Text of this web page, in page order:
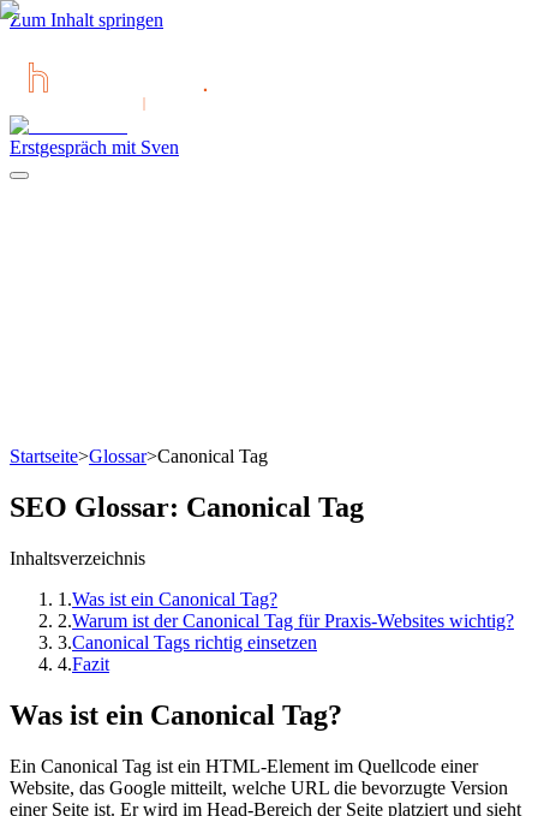
Zum Inhalt springen
Erstgespräch mit Sven
Startseite>Glossar>Canonical Tag
SEO Glossar: Canonical Tag
Inhaltsverzeichnis
1 .Was ist ein Canonical Tag?
2.Warum ist der Canonical Tag für Praxis-Websites wichtig?
3.Canonical Tags richtig einsetzen
4.Fazit
Was ist ein Canonical Tag?
Ein Canonical Tag ist ein HTML-Element im Quellcode einer
Website, das Google mitteilt, welche URL die bevorzugte Version
einer Seite ist. Er wird im Head-Bereich der Seite platziert und sieht